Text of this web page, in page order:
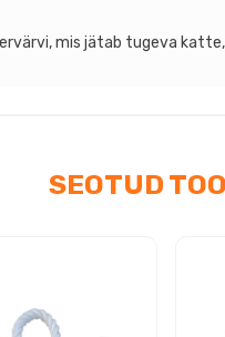
mis jätab tugeva
SEOTUD